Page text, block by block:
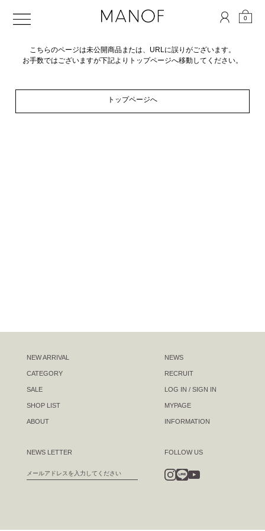
0
こちらのページは未公開商品または、URLに誤りがございます。
お手数ではございますが下記よりトップページへ移動してください。
トップページへ
NEW ARRIVAL
CATEGORY
SALE
SHOP LIST
ABOUT
NEWS LETTER
NEWS
RECRUIT
LOG IN / SIGN IN
MYPAGE
INFORMATION
FOLLOW US